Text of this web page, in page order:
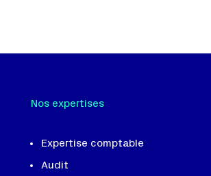
Nos expertises
Expertise comptable
Audit